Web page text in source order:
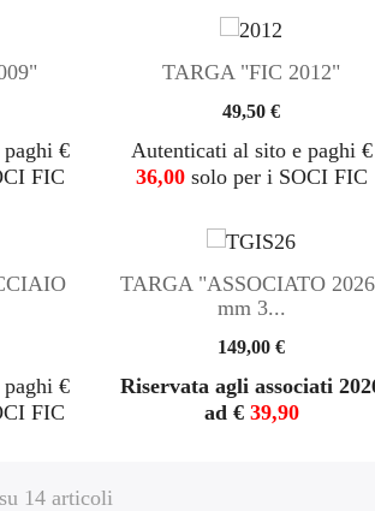
€
FIC
TARGA "FIC 2012"
49,50 €
Autenticati al sito e paghi €
36,00solo per i SOCI FIC
€
FIC
TARGA "ASSOCIATO
mm 3...
149,00 €
Riservata agli associati
ad € 39,90
14 articoli